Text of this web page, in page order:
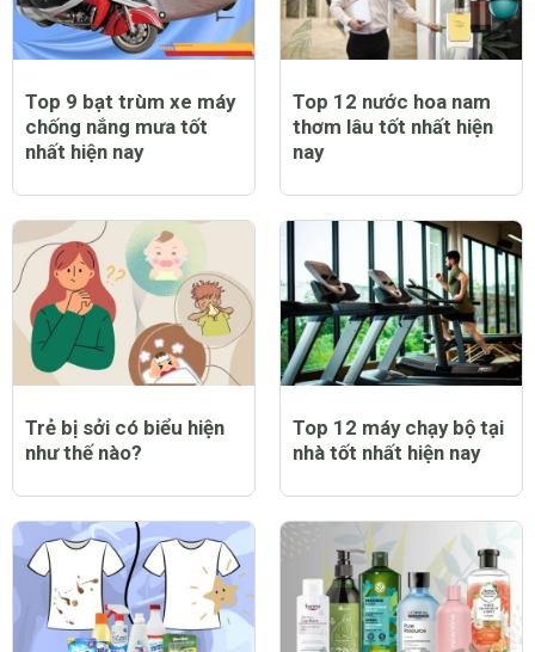
Top 9 bạt trùm xe máy
chống nắng mưa tốt
nhất hiện nay
Top 12 nước hoa nam
thơm lâu tốt nhất hiện
nay
Trẻ bị sởi có biểu hiện
như thế nào?
Top 12 máy chạy bộ tại
nhà tốt nhất hiện nay